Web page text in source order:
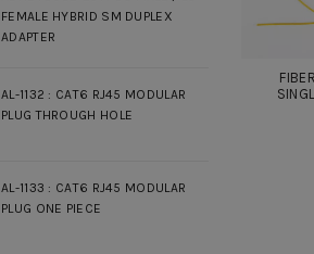
FEMALE HYBRID SM DUPLEX
ADAPTER
AL-1132 : CAT6 RJ45 MODULAR
PLUG THROUGH HOLE
AL-1133 : CAT6 RJ45 MODULAR
PLUG ONE PIECE